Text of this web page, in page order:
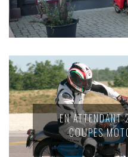
EN
COUPES